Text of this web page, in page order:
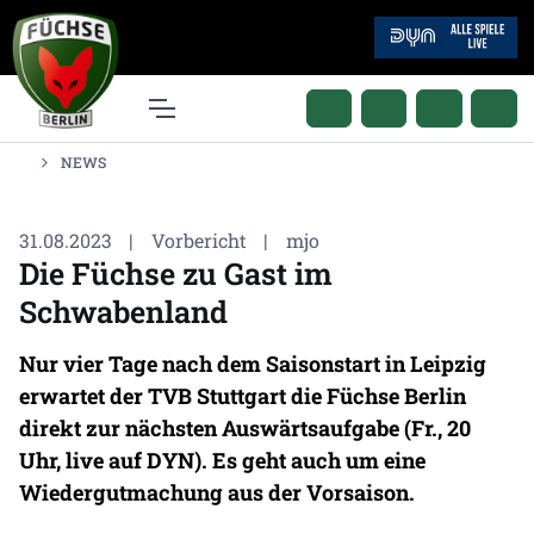
NEWS
31.08.2023 | Vorbericht | mjo
Die Füchse zu Gast im
Schwabenland
Nur vier Tage nach dem Saisonstart in Leipzig
erwartet der TVB Stuttgart die Füchse Berlin
direkt zur nächsten Auswärtsaufgabe (Fr., 20
Uhr, live auf DYN). Es geht auch um eine
Wiedergutmachung aus der Vorsaison.